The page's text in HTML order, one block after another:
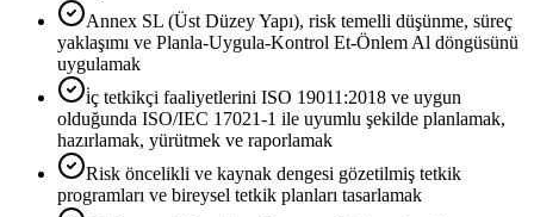
Annex SL (Üst Düzey Yapı), risk temelli düşünme, süreç
yaklaşımı ve Planla-Uygula-Kontrol Et-Önlem Al döngüsünü
uygulamak
i̇ç tetkikçi faaliyetlerini ISO 19011:2018 ve uygun
olduğunda ISO/IEC 17021-1 ile uyumlu şekilde planlamak,
hazırlamak, yürütmek ve raporlamak
Risk öncelikli ve kaynak dengesi gözetilmiş tetkik
programları ve bireysel tetkik planları tasarlamak